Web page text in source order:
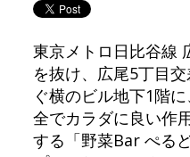
東京メトロ日比谷線
を抜け、広尾5丁目
ぐ横のビル地下1階
全でカラダに良い作
する「野菜Bar ぺる